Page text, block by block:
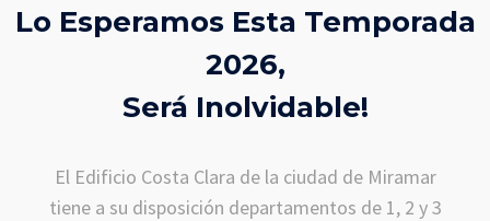
Lo Esperamos Esta Temporada
2026,
Será Inolvidable!
El Edificio Costa Clara de la ciudad de Miramar
tiene a su disposición departamentos de 1, 2 y 3